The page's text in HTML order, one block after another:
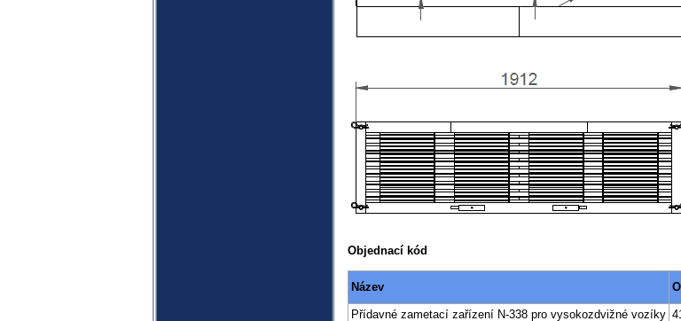
Objednací kód
Název
Přídavné zametací zařízení N-338 pro vysokozdvižné vozíky